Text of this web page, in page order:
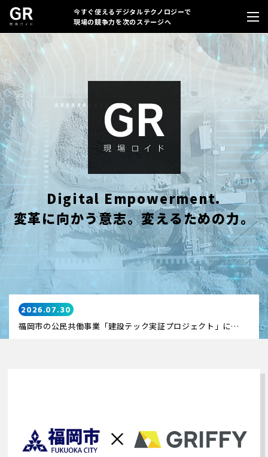
今すぐ使えるデジタルテクノロジーで
現場の競争力を次のステージへ
Digital Empowerment.
変革に向かう意志。変えるための力。
2026.07.30
福岡市の公民共働事業「建設テック実証プロジェクト」に参画